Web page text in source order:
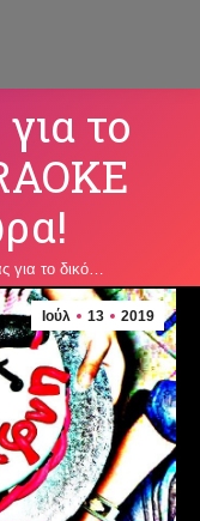
το
για το δικό…
Ιούλ 13 2019